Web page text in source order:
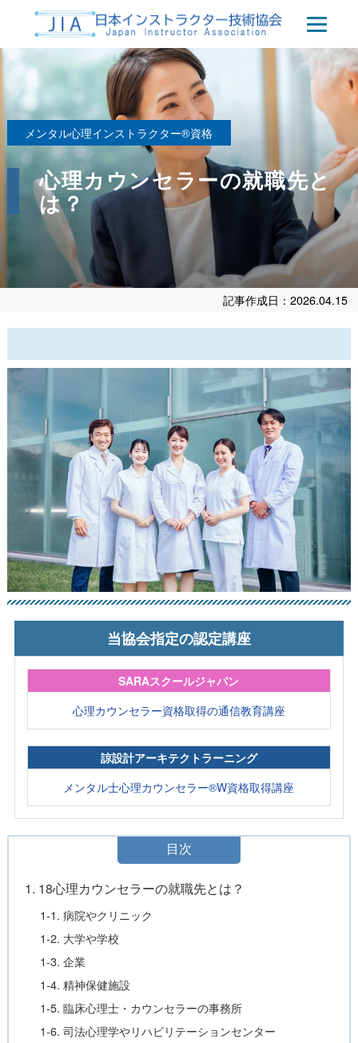
メンタル心理インストラクター®資格
心理カウンセラーの就職先と
は？
記事作成日：2026.04.15
当協会指定の認定講座
SARAスクールジャパン
心理カウンセラー資格取得の通信教育講座
諒設計アーキテクトラーニング
メンタル士心理カウンセラー®W資格取得講座
目次
1. 18心理カウンセラーの就職先とは？
1-1. 病院やクリニック
1-2. 大学や学校
1-3. 企業
1-4. 精神保健施設
1-5. 臨床心理士・カウンセラーの事務所
1-6. 司法心理学やリハビリテーションセンター